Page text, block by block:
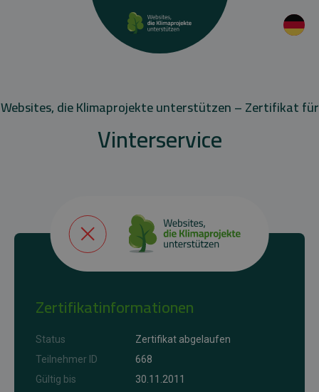
Websites, die Klimaprojekte unterstützen – Zertifikat für
Vinterservice
Zertifikatinformationen
Status
Zertifikat abgelaufen
Teilnehmer ID
668
Gültig bis
30.11.2011